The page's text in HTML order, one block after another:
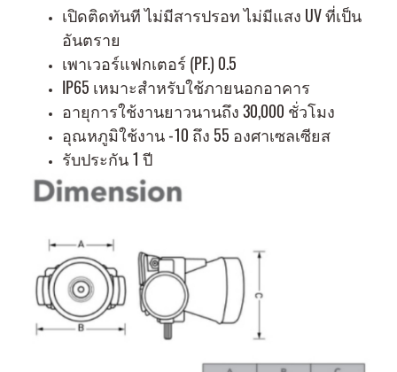
เปิดติดทันที ไม่มีสารปรอท ไม่มีแสง UV ที่เป็น
อันตราย
เพาเวอร์แฟกเตอร์ (PF.) 0.5
IP65 เหมาะสำหรับใช้ภายนอกอาคาร
อายุการใช้งานยาวนานถึง 30,000 ชั่วโมง
อุณหภูมิใช้งาน -10 ถึง 55 องศาเซลเซียส
รับประกัน 1 ปี